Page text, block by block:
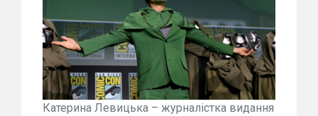
Катерина Левицька – журналістка видання